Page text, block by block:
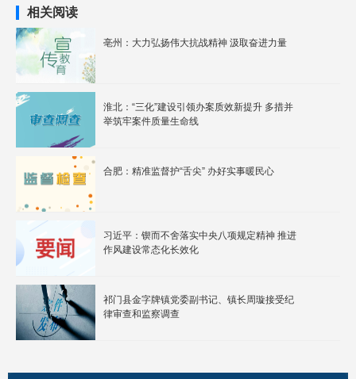
相关阅读
亳州：大力弘扬伟大抗战精神 汲取奋进力量
淮北：“三化”建设引领办案质效新提升 多措并
举筑牢案件质量生命线
合肥：精准监督护“舌尖” 办好实事暖民心
习近平：锲而不舍落实中央八项规定精神 推进
作风建设常态化长效化
祁门县金字牌镇党委副书记、镇长周璇接受纪
律审查和监察调查